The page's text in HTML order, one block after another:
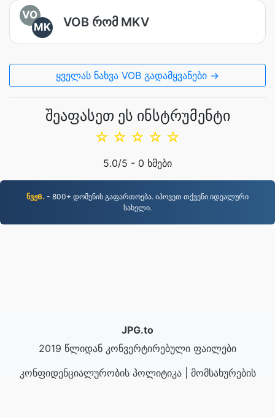
VO
MK
VOB რომ MKV
ყველას ნახვა VOB გადამყვანები →
შეაფასეთ ეს ინსტრუმენტი
☆
☆
☆
☆
☆
5.0/5 - 0 ხმები
ნვჟ6. - 800+ დომენის გაფართოება. იპოვეთ თქვენი იდეალური
სახელი.
JPG.to
2019 წლიდან კონვერტირებული ფაილები
კონფიდენციალურობის პოლიტიკა| მომსახურების